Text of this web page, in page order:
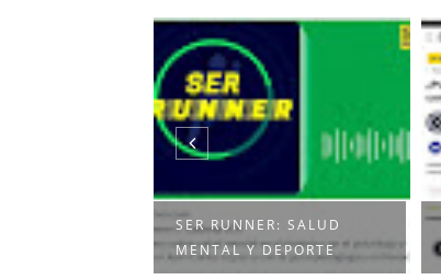
SER RUNNER: SALUD
MENTAL Y DEPORTE